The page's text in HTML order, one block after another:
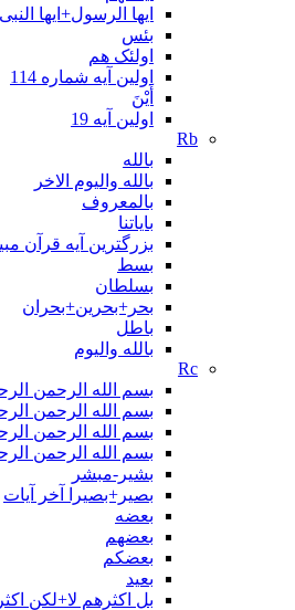
ایها الرسول+ایها النبی
بئس
اولئک هم
اولین آیه شماره 114
أَيْنَ
اولین آیه 19
Rb
بالله
بالله والیوم الاخر
بالمعروف
بایاتنا
بزرگترین آیه قرآن
بسط
بسلطان
بحر+بحرین+بحران
باطل
بالله واليوم
Rc
بسم الله الرحمن
بسم الله الرحمن
بسم الله الرحمن
بسم الله الرحمن
بشیر-مبشر
بصیر+بصیرا آخر آیات
بعضه
بعضهم
بعضکم
بعید
بل اکثرهم لا+لکن